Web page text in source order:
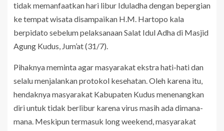
tidak memanfaatkan hari libur Iduladha dengan bepergian
ke tempat wisata disampaikan H.M. Hartopo kala
berpidato sebelum pelaksanaan Salat Idul Adha di Masjid
Agung Kudus, Jum’at (31/7).
Pihaknya meminta agar masyarakat ekstra hati-hati dan
selalu menjalankan protokol kesehatan. Oleh karena itu,
hendaknya masyarakat Kabupaten Kudus menenangkan
diri untuk tidak berlibur karena virus masih ada dimana-
mana. Meskipun termasuk long weekend, masyarakat